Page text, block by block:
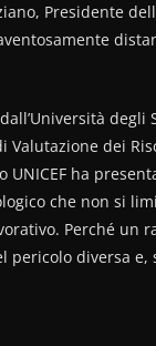
Presidente
degli
dei
UNICEF ha
che non si
Perché un
pericolo diversa